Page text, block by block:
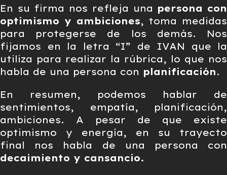
En su firma nos refleja una persona con
optimismo y ambiciones, toma medidas
para protegerse de los demás. Nos
fijamos en la letra “I” de IVAN que la
utiliza para realizar la rúbrica, lo que nos
habla de una persona con planificación.
En resumen, podemos hablar de
sentimientos, empatía, planificación,
ambiciones. A pesar de que existe
optimismo y energía, en su trayecto
final nos habla de una persona con
decaimiento y cansancio.